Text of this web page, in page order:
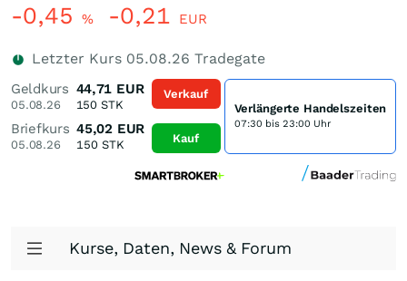
-0,45 % -0,21 EUR
Letzter Kurs 05.08.26 Tradegate
Geldkurs
05.08.26
44,71 EUR
150 STK
Briefkurs
05.08.26
45,02 EUR
150STK
Verkauf
Kauf
Verlängerte Handelszeiten
07:30 bis 23:00 Uhr
Kurse, Daten, News & Forum